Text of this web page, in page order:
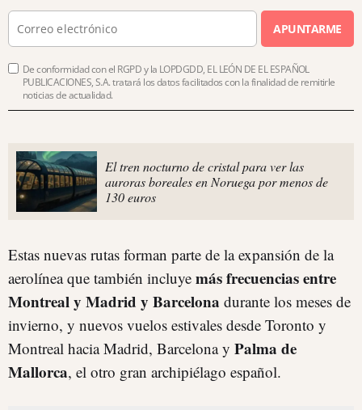
APUNTARME
De conformidad con el RGPD y la LOPDGDD, EL LEÓN DE EL ESPAÑOL
PUBLICACIONES, S.A. tratará los datos facilitados con la finalidad de remitirle
noticias de actualidad.
El tren nocturno de cristal para ver las
auroras boreales en Noruega por menos de
130 euros
Estas nuevas rutas forman parte de la expansión de la
aerolínea que también incluye más frecuencias entre
Montreal y Madrid y Barcelona durante los meses de
invierno, y nuevos vuelos estivales desde Toronto y
Montreal hacia Madrid, Barcelona y Palma de
Mallorca, el otro gran archipiélago español.